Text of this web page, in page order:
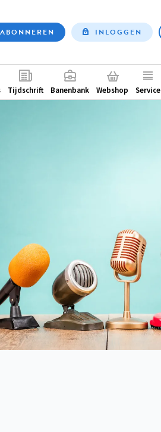
ABONNEREN INLOGGEN
Tijdschrift Banenbank Webshop Service